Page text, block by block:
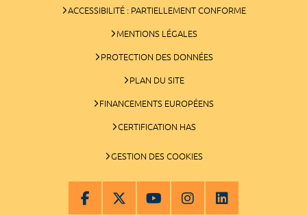
ACCESSIBILITÉ : PARTIELLEMENT CONFORME
MENTIONS LÉGALES
PROTECTION DES DONNÉES
PLAN DU SITE
FINANCEMENTS EUROPÉENS
CERTIFICATION HAS
GESTION DES COOKIES